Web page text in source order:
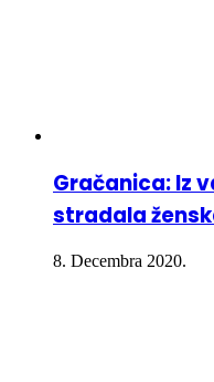
Gračanica: Iz
stradala
8. Decembra 2020.